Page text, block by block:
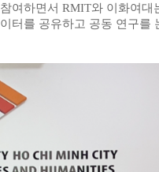
여하면서 RMIT와 이화여대
터를 공유하고 공동 연구를